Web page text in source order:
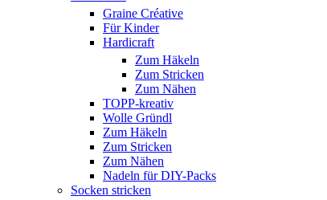
Graine Créative
Für Kinder
Hardicraft
Zum Häkeln
Zum Stricken
Zum Nähen
TOPP-kreativ
Wolle Gründl
Zum Häkeln
Zum Stricken
Zum Nähen
Nadeln für DIY-Packs
Socken stricken